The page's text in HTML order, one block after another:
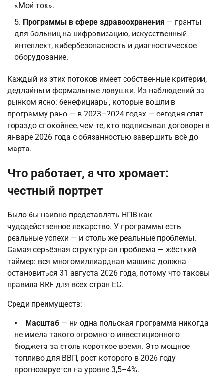
«Мой ток».
Программы в сфере здравоохранения — гранты
для больниц на цифровизацию, искусственный
интеллект, кибербезопасность и диагностическое
оборудование.
Каждый из этих потоков имеет собственные критерии,
дедлайны и формальные ловушки. Из наблюдений за
рынком ясно: бенефициары, которые вошли в
программу рано — в 2023–2024 годах — сегодня спят
гораздо спокойнее, чем те, кто подписывал договоры в
январе 2026 года с обязанностью завершить всё до
марта.
Что работает, а что хромает:
честный портрет
Было бы наивно представлять НПВ как
чудодейственное лекарство. У программы есть
реальные успехи — и столь же реальные проблемы.
Самая серьёзная структурная проблема — жёсткий
таймер: вся многомиллиардная машина должна
остановиться 31 августа 2026 года, потому что таковы
правила RRF для всех стран ЕС.
Среди преимуществ:
Масштаб — ни одна польская программа никогда
не имела такого огромного инвестиционного
бюджета за столь короткое время. Это мощное
топливо для ВВП, рост которого в 2026 году
прогнозируется на уровне 3,5–4%.